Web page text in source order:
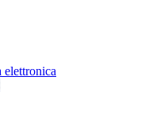
elettronica